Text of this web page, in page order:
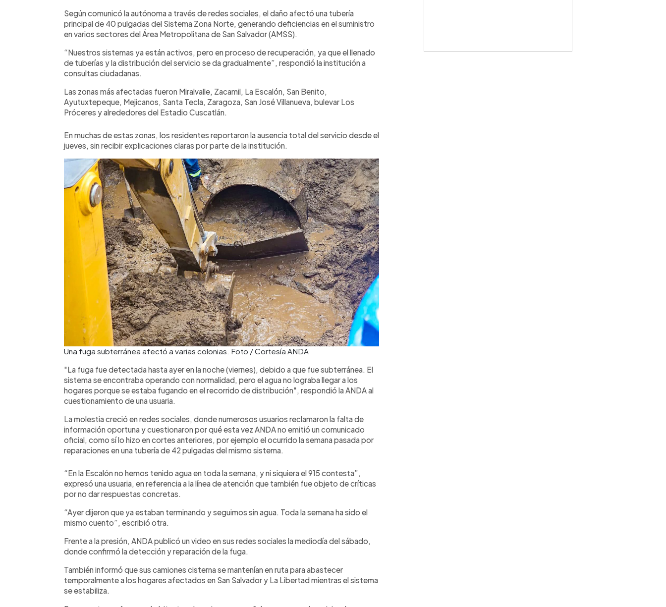
Según comunicó la autónoma a través de redes sociales, el daño afectó una tubería
principal de 40 pulgadas del Sistema Zona Norte, generando deficiencias en el suministro
en varios sectores del Área Metropolitana de San Salvador (AMSS).
“Nuestros sistemas ya están activos, pero en proceso de recuperación, ya que el llenado
de tuberías y la distribución del servicio se da gradualmente”, respondió la institución a
consultas ciudadanas.
Las zonas más afectadas fueron Miralvalle, Zacamil, La Escalón, San Benito,
Ayutuxtepeque, Mejicanos, Santa Tecla, Zaragoza, San José Villanueva, bulevar Los
Próceres y alrededores del Estadio Cuscatlán.
En muchas de estas zonas, los residentes reportaron la ausencia total del servicio desde el
jueves, sin recibir explicaciones claras por parte de la institución.
Una fuga subterránea afectó a varias colonias. Foto / Cortesía ANDA
"La fuga fue detectada hasta ayer en la noche (viernes), debido a que fue subterránea. El
sistema se encontraba operando con normalidad, pero el agua no lograba llegar a los
hogares porque se estaba fugando en el recorrido de distribución", respondió la ANDA al
cuestionamiento de una usuaria.
La molestia creció en redes sociales, donde numerosos usuarios reclamaron la falta de
información oportuna y cuestionaron por qué esta vez ANDA no emitió un comunicado
oficial, como sí lo hizo en cortes anteriores, por ejemplo el ocurrido la semana pasada por
reparaciones en una tubería de 42 pulgadas del mismo sistema.
“En la Escalón no hemos tenido agua en toda la semana, y ni siquiera el 915 contesta”,
expresó una usuaria, en referencia a la línea de atención que también fue objeto de críticas
por no dar respuestas concretas.
“Ayer dijeron que ya estaban terminando y seguimos sin agua. Toda la semana ha sido el
mismo cuento”, escribió otra.
Frente a la presión, ANDA publicó un video en sus redes sociales la mediodía del sábado,
donde confirmó la detección y reparación de la fuga.
También informó que sus camiones cisterna se mantenían en ruta para abastecer
temporalmente a los hogares afectados en San Salvador y La Libertad mientras el sistema
se estabiliza.